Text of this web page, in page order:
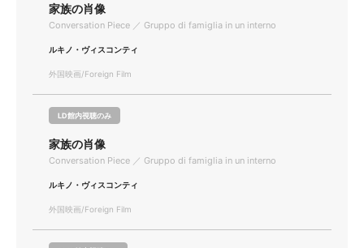
家族の肖像
Conversation Piece ／ Gruppo di famiglia in un interno
ルキノ・ヴィスコンティ
外国映画/Foreign Film
LD館内視聴のみ
家族の肖像
Conversation Piece ／ Gruppo di famiglia in un interno
ルキノ・ヴィスコンティ
外国映画/Foreign Film